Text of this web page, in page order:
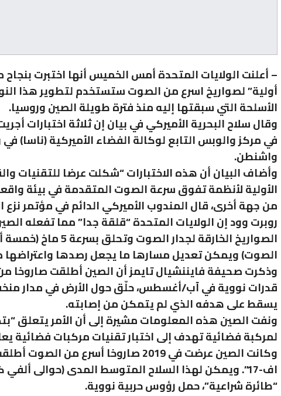
– أعلنت الولايات المتحدة أمس الخميس أنها اختبرت
أولية” لصواريخ اسرع من الصوت ستستخدم لتطوير هذا
الأسلحة التي سبقتها إليه منذ فترة طويلة الصين وروسيا.
وقال سلاح البحرية الأميركي في بيان إن ثلاثة اختبارات
في مركز والوبس التابع لوكالة الفضاء الأميركية (ناسا) في
واشنطن.
وأضاف البيان أن هذه الاختبارات “شكلت عرضا للتقنيات
الأولية لأنظمة تفوق سرعة الصوت المتقدمة في بيئة
من جهة أخرى، قال المندوب الأميركي الدائم في مؤتمر
روبرت وود إن الولايات المتحدة “قلقة جدا” مما تفعله
الصواريخ الخارقة لجدار
الصوت) ويمكن تعديل مسارها ما يجعل رصدها واعتراضها
وذكرت صحيفة فايننشيال تايمز أن الصين أطلقت صاروخا
قدرات نووية في آب/أغسطس، حلّق حول الأرض في مدار
يسقط على هدفه الذي لم يتمكن من إصابته.
ونفت الصين هذه المعلومات مشيرة إلى أن الأمر يتعلق
لمركبة فضائية تهدف إلى اختبار تقنيات مركبات فضائية
وكانت الصين عرضت في 2019 صاروخا أسرع من
اف-17”. ويمكن لهذا السلاح المتوسط المدى (حوالى
“طائرة شراعية”، حمل رؤوس حربية نووية.